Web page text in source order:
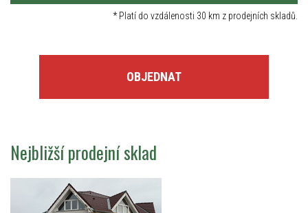
*Platí do vzdálenosti 30 km z prodejních skladů.
OBJEDNAT
Nejbližší prodejní sklad